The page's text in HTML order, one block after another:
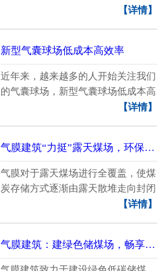
【详情】
新型气囊球场低成本高效率
近年来，越来越多的人开始关注我们
的气囊球场，新型气囊球场低成本高
【详情】
气膜建筑“力挺”露天煤场，环保工作“经得起”考验
气膜对于露天煤场进行全覆盖，使煤
炭存储方式逐渐由露天散堆走向封闭
【详情】
气膜建筑：建绿色储煤场，畅享生态“红利”